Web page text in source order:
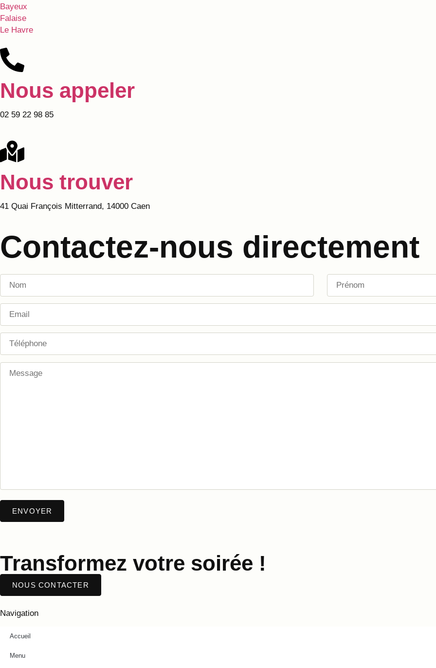
Bayeux
Falaise
Le Havre
Nous appeler
02 59 22 98 85
Nous trouver
41 Quai François Mitterrand, 14000 Caen
Contactez-nous directement
Transformez votre soirée !
NOUS CONTACTER
Navigation
Accueil
Menu